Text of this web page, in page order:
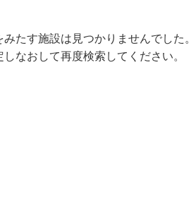
たす施設は見つかりませんでした。
なおして再度検索してください。